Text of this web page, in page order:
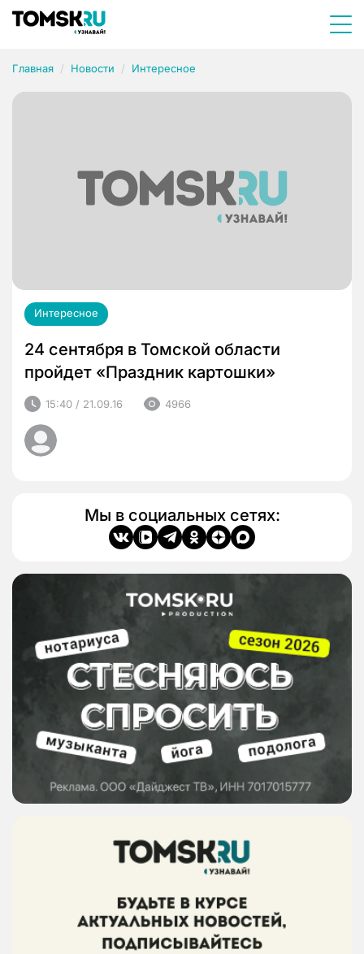
Главная Новости Интересное
Интересное
24 сентября в Томской области
пройдет «Праздник картошки»
15:40 / 21.09.16 4966
Мы в социальных сетях: